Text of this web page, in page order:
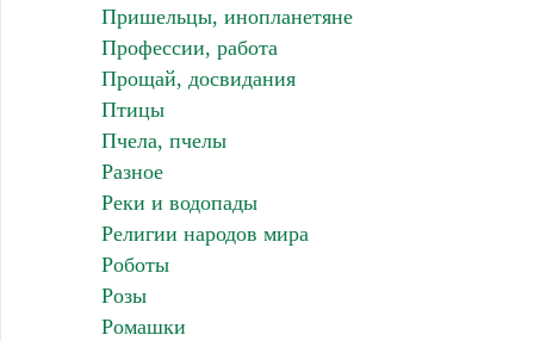
Пришельцы, инопланетяне
Профессии, работа
Прощай, досвидания
Птицы
Пчела, пчелы
Разное
Реки и водопады
Религии народов мира
Роботы
Розы
Ромашки